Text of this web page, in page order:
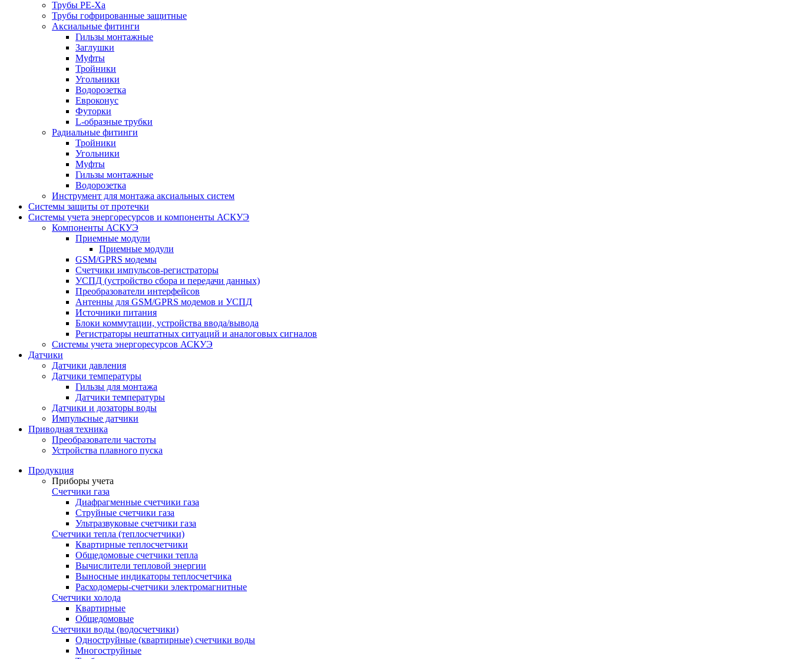
Трубы РЕ-Ха
Трубы гофрированные защитные
Аксиальные фитинги
Гильзы монтажные
Заглушки
Муфты
Тройники
Угольники
Водорозетка
Евроконус
Футорки
L-образные трубки
Радиальные фитинги
Тройники
Угольники
Муфты
Гильзы монтажные
Водорозетка
Инструмент для монтажа аксиальных систем
Системы защиты от протечки
Системы учета энергоресурсов и компоненты АСКУЭ
Компоненты АСКУЭ
Приемные модули
Приемные модули
GSM/GPRS модемы
Счетчики импульсов-регистраторы
УСПД (устройство сбора и передачи данных)
Преобразователи интерфейсов
Антенны для GSM/GPRS модемов и УСПД
Источники питания
Блоки коммутации, устройства ввода/вывода
Регистраторы нештатных ситуаций и аналоговых сигналов
Системы учета энергоресурсов АСКУЭ
Датчики
Датчики давления
Датчики температуры
Гильзы для монтажа
Датчики температуры
Датчики и дозаторы воды
Импульсные датчики
Приводная техника
Преобразователи частоты
Устройства плавного пуска
Продукция
Приборы учета
Счетчики газа
Диафрагменные счетчики газа
Струйные счетчики газа
Ультразвуковые счетчики газа
Счетчики тепла (теплосчетчики)
Квартирные теплосчетчики
Общедомовые счетчики тепла
Вычислители тепловой энергии
Выносные индикаторы теплосчетчика
Расходомеры-счетчики электромагнитные
Счетчики холода
Квартирные
Общедомовые
Счетчики воды (водосчетчики)
Одноструйные (квартирные) счетчики воды
Многоструйные